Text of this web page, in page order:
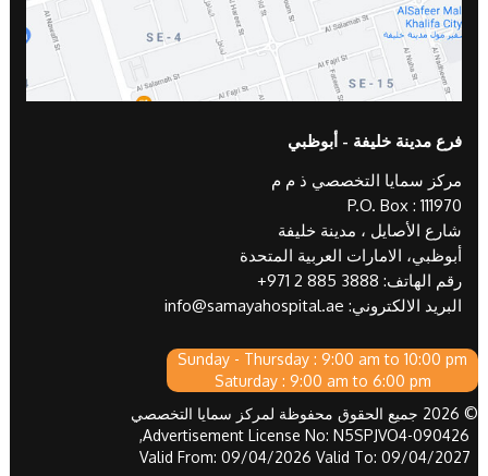
فرع مدينة خليفة - أبوظبي
مركز سمايا التخصصي ذ م م
P.O. Box : 111970
شارع الأصايل ، مدينة خليفة
أبوظبي، الامارات العربية المتحدة
رقم الهاتف:+971 2 885 3888
البريد الالكتروني:info@samayahospital.ae
Sunday - Thursday : 9:00 am to 10:00 pm
Saturday : 9:00 am to 6:00 pm
© 2026 جميع الحقوق محفوظة لمركز سمايا التخصصي
Advertisement License No: N5SPJVO4-090426,
Valid From: 09/04/2026 Valid To: 09/04/2027